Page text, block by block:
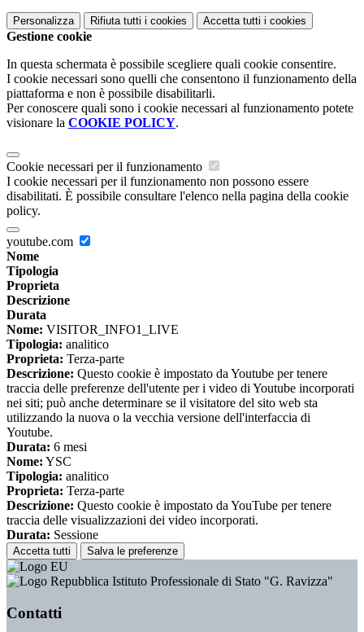
Personalizza Rifiuta tutti i cookies Accetta tutti i cookies
Gestione cookie
In questa schermata è possibile scegliere quali cookie consentire.
I cookie necessari sono quelli che consentono il funzionamento della
piattaforma e non è possibile disabilitarli.
Per conoscere quali sono i cookie necessari al funzionamento potete
visionare la COOKIE POLICY.
Cookie necessari per il funzionamento
I cookie necessari per il funzionamento non possono essere
disabilitati. È possibile consultare l'elenco nella pagina della cookie
policy.
youtube.com
Nome
Tipologia
Proprieta
Descrizione
Durata
Nome: VISITOR_INFO1_LIVE
Tipologia: analitico
Proprieta: Terza-parte
Descrizione: Questo cookie è impostato da Youtube per tenere
traccia delle preferenze dell'utente per i video di Youtube incorporati
nei siti; può anche determinare se il visitatore del sito web sta
utilizzando la nuova o la vecchia versione dell'interfaccia di
Youtube.
Durata: 6 mesi
Nome: YSC
Tipologia: analitico
Proprieta: Terza-parte
Descrizione: Questo cookie è impostato da YouTube per tenere
traccia delle visualizzazioni dei video incorporati.
Durata: Sessione
Accetta tutti Salva le preferenze
Istituto Professionale di Stato "G. Ravizza"
Contatti